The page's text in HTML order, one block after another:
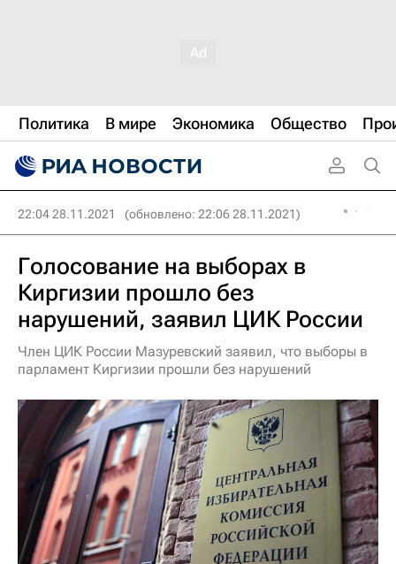
Политика В мире Экономика Общество
22:04 28.11.2021 (обновлено: 22:06 28.11.2021)
Голосование на выборах в
Киргизии прошло без
нарушений, заявил ЦИК России
Член ЦИК России Мазуревский заявил, что выборы в
парламент Киргизии прошли без нарушений